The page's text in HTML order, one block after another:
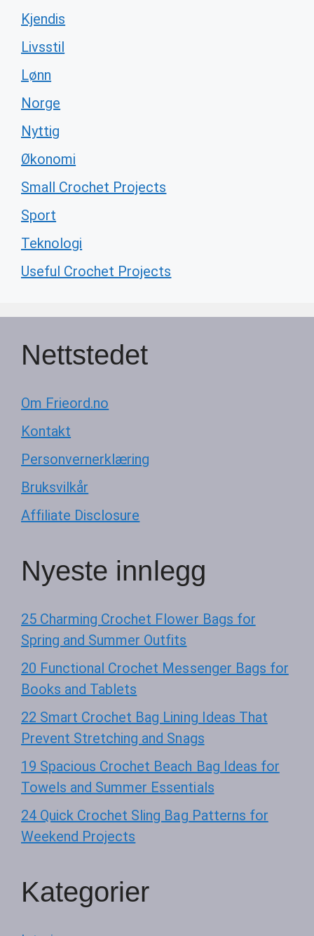
Kjendis
Livsstil
Lønn
Norge
Nyttig
Økonomi
Small Crochet Projects
Sport
Teknologi
Useful Crochet Projects
Nettstedet
Om Frieord.no
Kontakt
Personvernerklæring
Bruksvilkår
Affiliate Disclosure
Nyeste innlegg
25 Charming Crochet Flower Bags for
Spring and Summer Outfits
20 Functional Crochet Messenger Bags for
Books and Tablets
22 Smart Crochet Bag Lining Ideas That
Prevent Stretching and Snags
19 Spacious Crochet Beach Bag Ideas for
Towels and Summer Essentials
24 Quick Crochet Sling Bag Patterns for
Weekend Projects
Kategorier